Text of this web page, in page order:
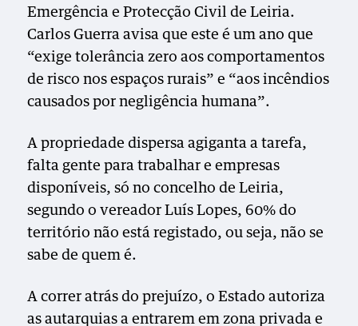
Emergência e Protecção Civil de Leiria.
Carlos Guerra avisa que este é um ano que
“exige tolerância zero aos comportamentos
de risco nos espaços rurais” e “aos incêndios
causados por negligência humana”.
A propriedade dispersa agiganta a tarefa,
falta gente para trabalhar e empresas
disponíveis, só no concelho de Leiria,
segundo o vereador Luís Lopes, 60% do
território não está registado, ou seja, não se
sabe de quem é.
A correr atrás do prejuízo, o Estado autoriza
as autarquias a entrarem em zona privada e